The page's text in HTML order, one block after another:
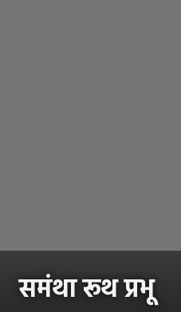
समंथा रूथ प्रभू